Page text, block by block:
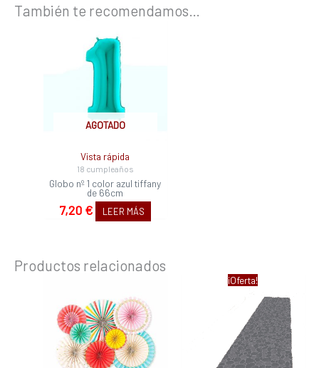
También te recomendamos…
AGOTADO
Vista rápida
18 cumpleaños
Globo nº 1 color azul tiffany
de 66cm
7,20 € LEER MÁS
Productos relacionados
¡Oferta!
El
original
era:
10,60 €.
precio
actual
es:
7,43 €.